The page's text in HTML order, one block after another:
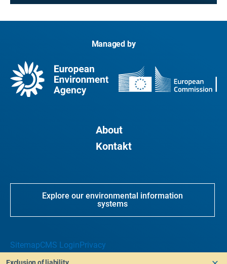
Managed by
About
Kontakt
Explore our environmental information
systems
SitemapCMS LoginPrivacy
Exclusion of liability